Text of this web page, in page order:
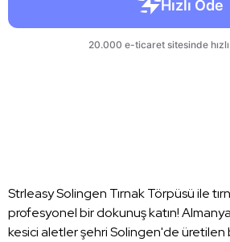
Strleasy Solingen Tırnak Törpüsü ile
profesyonel bir dokunuş katın!
kesici aletler şehri Solingen'de üretilen